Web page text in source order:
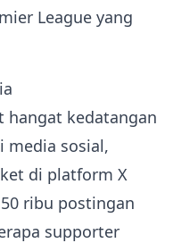
League yang
hangat kedatangan
media sosial,
di platform X
ribu postingan
supporter